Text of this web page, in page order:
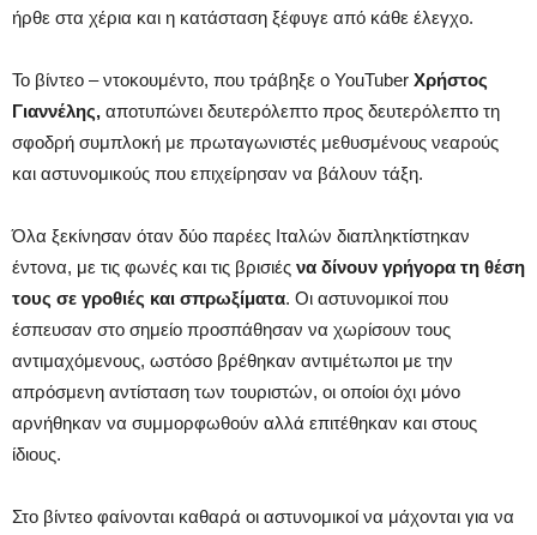
ήρθε στα χέρια και η κατάσταση ξέφυγε από κάθε έλεγχο.
Το βίντεο – ντοκουμέντο, που τράβηξε ο YouTuber Χρήστος
Γιαννέλης, αποτυπώνει δευτερόλεπτο προς δευτερόλεπτο τη
σφοδρή συμπλοκή με πρωταγωνιστές μεθυσμένους νεαρούς
και αστυνομικούς που επιχείρησαν να βάλουν τάξη.
Όλα ξεκίνησαν όταν δύο παρέες Ιταλών διαπληκτίστηκαν
έντονα, με τις φωνές και τις βρισιές να δίνουν γρήγορα τη θέση
τους σε γροθιές και σπρωξίματα. Οι αστυνομικοί που
έσπευσαν στο σημείο προσπάθησαν να χωρίσουν τους
αντιμαχόμενους, ωστόσο βρέθηκαν αντιμέτωποι με την
απρόσμενη αντίσταση των τουριστών, οι οποίοι όχι μόνο
αρνήθηκαν να συμμορφωθούν αλλά επιτέθηκαν και στους
ίδιους.
Στο βίντεο φαίνονται καθαρά οι αστυνομικοί να μάχονται για να